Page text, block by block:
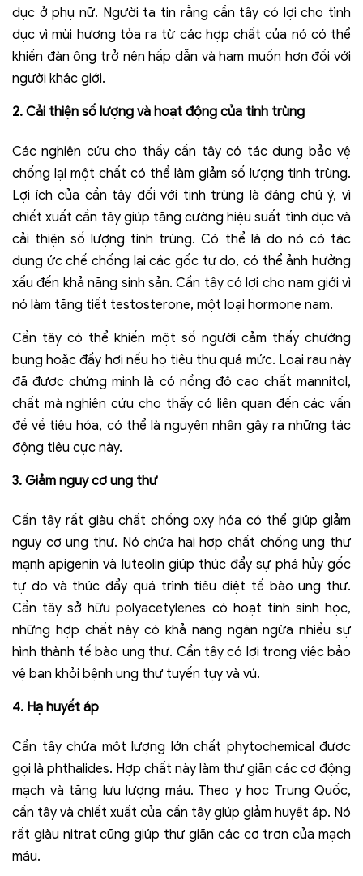
dục ở phụ nữ. Người ta tin rằng cần tây có lợi cho tình
dục vì mùi hương tỏa ra từ các hợp chất của nó có thể
khiến đàn ông trở nên hấp dẫn và ham muốn hơn đối với
người khác giới.
2. Cải thiện số lượng và hoạt động của tinh trùng
Các nghiên cứu cho thấy cần tây có tác dụng bảo vệ
chống lại một chất có thể làm giảm số lượng tinh trùng.
Lợi ích của cần tây đối với tinh trùng là đáng chú ý, vì
chiết xuất cần tây giúp tăng cường hiệu suất tình dục và
cải thiện số lượng tinh trùng. Có thể là do nó có tác
dụng ức chế chống lại các gốc tự do, có thể ảnh hưởng
xấu đến khả năng sinh sản. Cần tây có lợi cho nam giới vì
nó làm tăng tiết testosterone, một loại hormone nam.
Cần tây có thể khiến một số người cảm thấy chướng
bụng hoặc đầy hơi nếu họ tiêu thụ quá mức. Loại rau này
đã được chứng minh là có nồng độ cao chất mannitol,
chất mà nghiên cứu cho thấy có liên quan đến các vấn
đề về tiêu hóa, có thể là nguyên nhân gây ra những tác
động tiêu cực này.
3. Giảm nguy cơ ung thư
Cần tây rất giàu chất chống oxy hóa có thể giúp giảm
nguy cơ ung thư. Nó chứa hai hợp chất chống ung thư
mạnh apigenin và luteolin giúp thúc đẩy sự phá hủy gốc
tự do và thúc đẩy quá trình tiêu diệt tế bào ung thư.
Cần tây sở hữu polyacetylenes có hoạt tính sinh học,
những hợp chất này có khả năng ngăn ngừa nhiều sự
hình thành tế bào ung thư. Cần tây có lợi trong việc bảo
vệ bạn khỏi bệnh ung thư tuyến tụy và vú.
4. Hạ huyết áp
Cần tây chứa một lượng lớn chất phytochemical được
gọi là phthalides. Hợp chất này làm thư giãn các cơ động
mạch và tăng lưu lượng máu. Theo y học Trung Quốc,
cần tây và chiết xuất của cần tây giúp giảm huyết áp. Nó
rất giàu nitrat cũng giúp thư giãn các cơ trơn của mạch
máu.